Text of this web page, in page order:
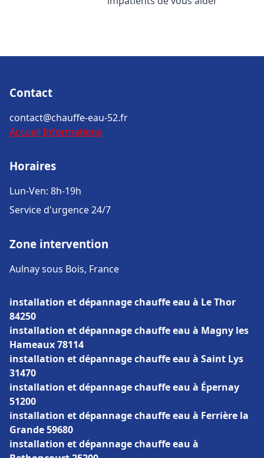
Contact
contact@chauffe-eau-52.fr
Accueil Informations
Horaires
Lun-Ven: 8h-19h
Service d'urgence 24/7
Zone intervention
Aulnay sous Bois, France
installation et dépannage chauffe eau à Le Thor
84250
installation et dépannage chauffe eau à Magny les
Hameaux 78114
installation et dépannage chauffe eau à Saint Lys
31470
installation et dépannage chauffe eau à Épernay
51200
installation et dépannage chauffe eau à Ferrière la
Grande 59680
installation et dépannage chauffe eau à